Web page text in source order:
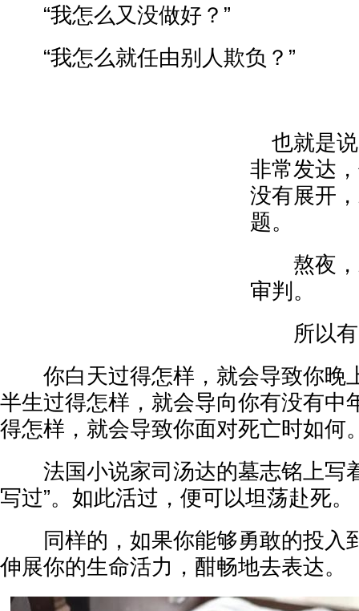
“我怎么又没做好？”
“我怎么就任由别人欺负？”
也就是说
非常发达
没有展开
题。
熬夜，
审判。
所以有
你白天过得怎样，就会导致你晚
半生过得怎样，就会导向你有没有中
得怎样，就会导致你面对死亡时如何
法国小说家司汤达的墓志铭上写
写过”。如此活过，便可以坦荡赴死。
同样的，如果你能够勇敢的投入
伸展你的生命活力，酣畅地去表达。